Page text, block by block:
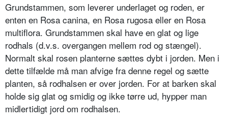
Grundstammen, som leverer underlaget og roden, er
enten en Rosa canina, en Rosa rugosa eller en Rosa
multi­flora. Grundstammen skal have en glat og lige
rodhals (d.v.s. overgangen mellem rod og stængel).
Normalt skal rosen planterne sættes dybt i jorden. Men i
dette tilfælde må man afvige fra denne regel og sætte
plan­ten, så rodhalsen er over jorden. For at barken skal
holde sig glat og smidig og ikke tørre ud, hypper man
midlertidigt jord om rodhalsen.